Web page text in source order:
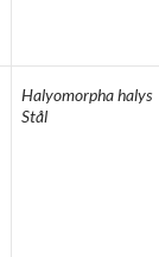
Halyomorpha halys
Stål